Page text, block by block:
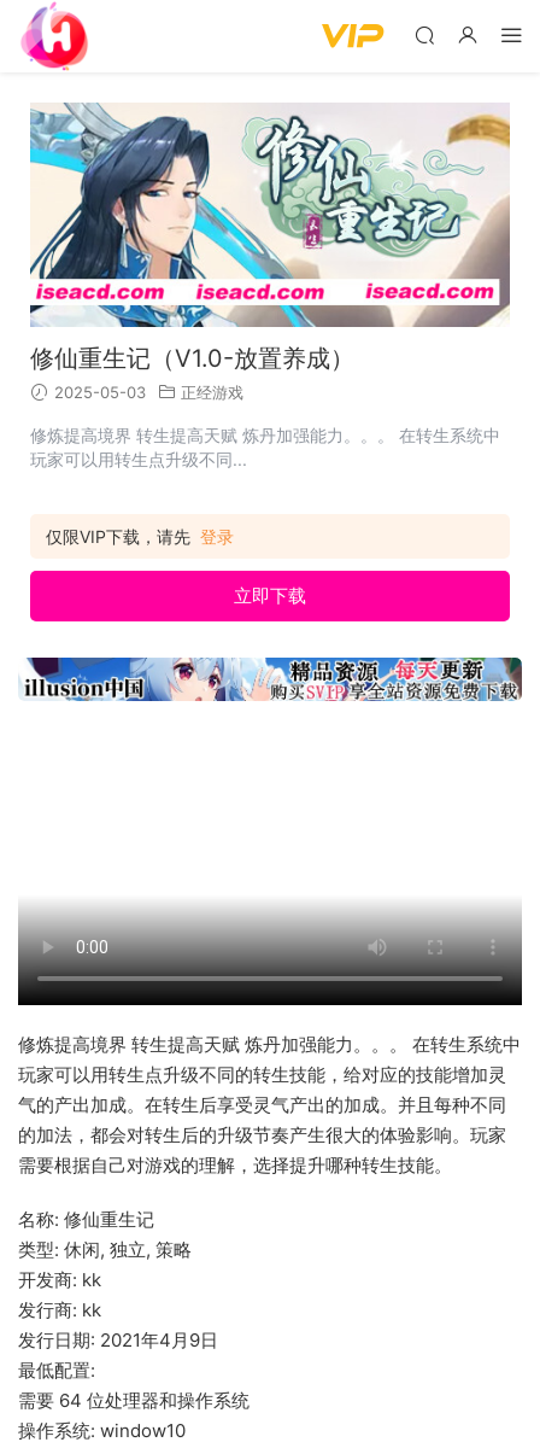
修仙重生记（V1.0-放置养成）
2025-05-03 正经游戏
修炼提高境界 转生提高天赋 炼丹加强能力。。。 在转生系统中
玩家可以用转生点升级不同...
仅限VIP下载，请先 登录
立即下载
修炼提高境界 转生提高天赋 炼丹加强能力。。。 在转生系统中
玩家可以用转生点升级不同的转生技能，给对应的技能增加灵
气的产出加成。在转生后享受灵气产出的加成。并且每种不同
的加法，都会对转生后的升级节奏产生很大的体验影响。玩家
需要根据自己对游戏的理解，选择提升哪种转生技能。
名称: 修仙重生记
类型: 休闲, 独立, 策略
开发商: kk
发行商: kk
发行日期: 2021年4月9日
最低配置:
需要 64 位处理器和操作系统
操作系统: window10